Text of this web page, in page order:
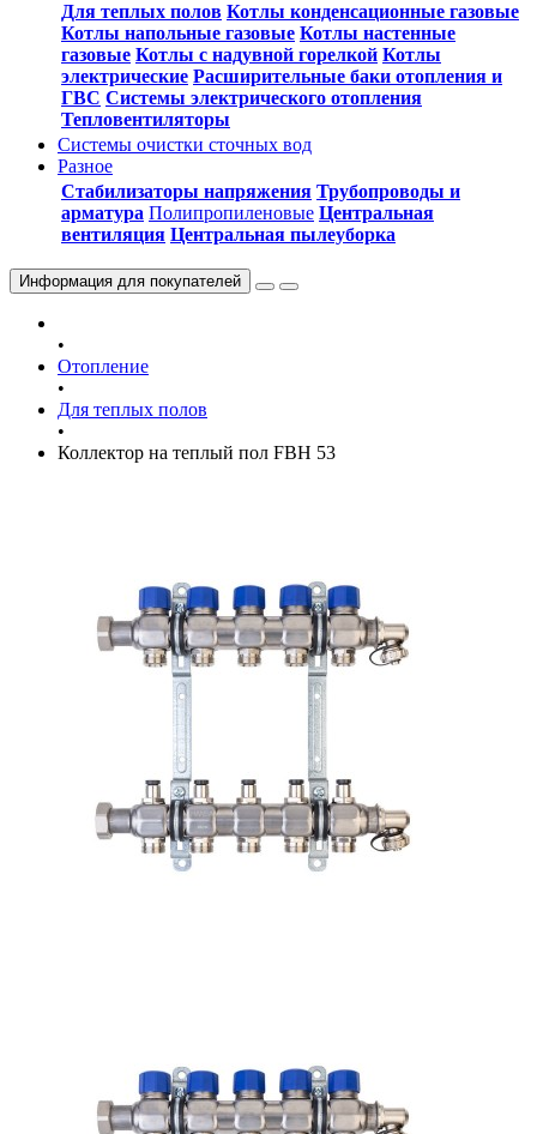
Для теплых полов Котлы конденсационные газовые
Котлы напольные газовые Котлы настенные
газовые Котлы с надувной горелкой Котлы
электрические Расширительные баки отопления и
ГВС Системы электрического отопления
Тепловентиляторы
Системы очистки сточных вод
Разное
Стабилизаторы напряжения Трубопроводы и
арматура Полипропиленовые Центральная
вентиляция Центральная пылеуборка
Информация для покупателей
•
Отопление
•
Для теплых полов
•
Коллектор на теплый пол FBH 53